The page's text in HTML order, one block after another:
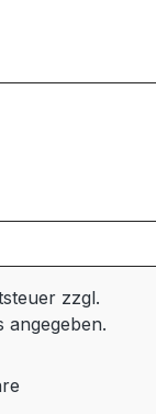
zzgl.
angegeben.